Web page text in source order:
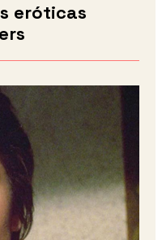
eróticas